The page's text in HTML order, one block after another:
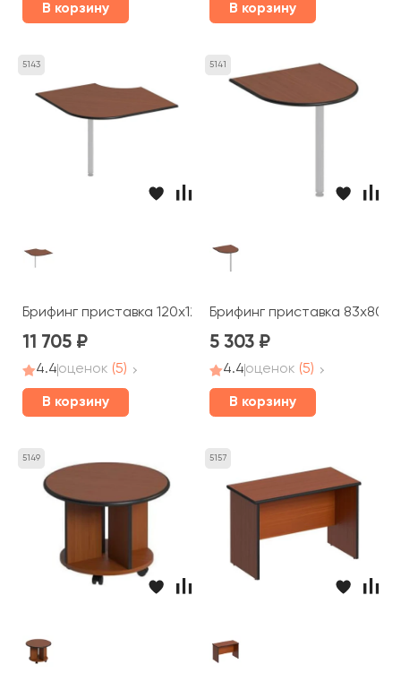
В корзину В корзину
5143
Брифинг приставка 120x120x2,5 Дин-Р
11 705
4.4оценок (5)
В корзину
5141
Брифинг приставка
5 303
4.4оценок (5)
В корзину
5149 5157